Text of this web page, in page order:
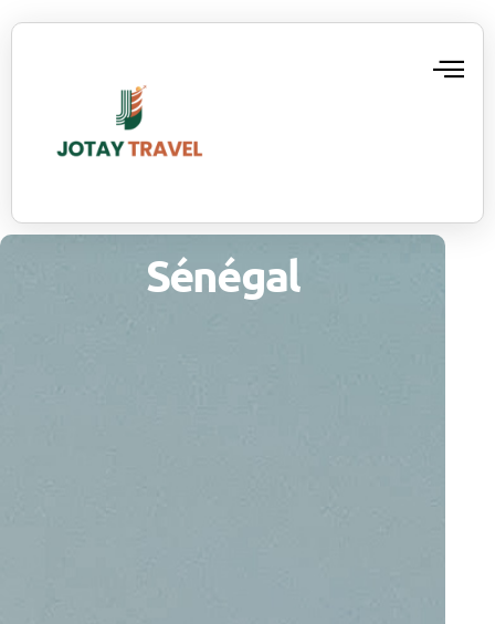
Sénégal